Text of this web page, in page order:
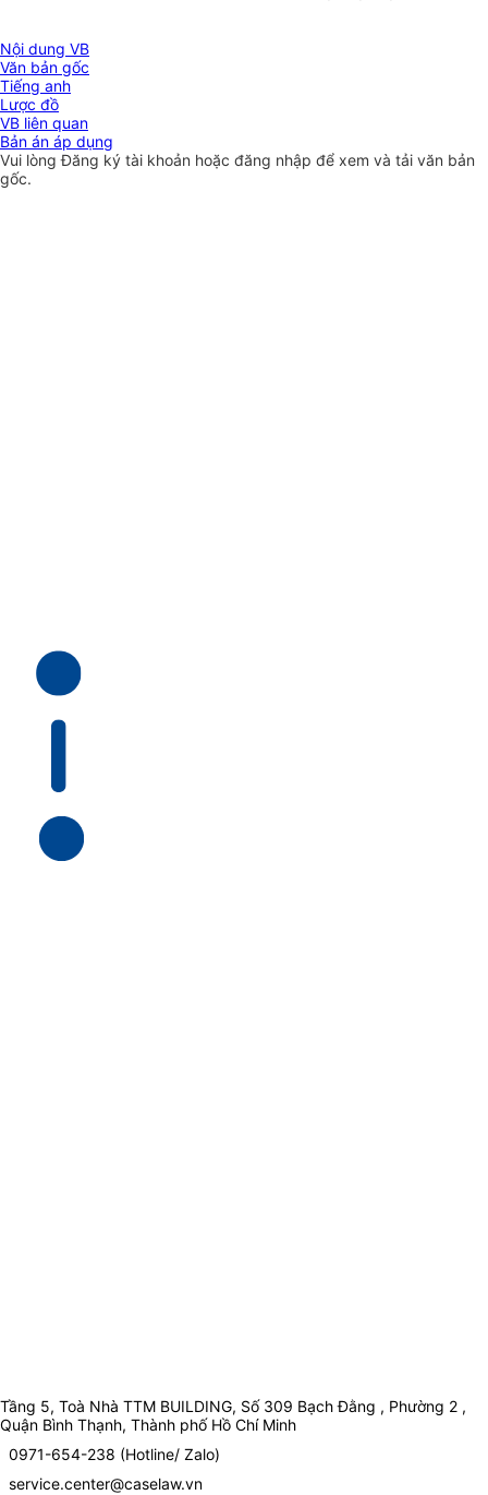
Nội dung VB
Văn bản gốc
Tiếng anh
Lược đồ
VB liên quan
Bản án áp dụng
Vui lòngĐăng ký tài khoản hoặc đăng nhập để xem và tải văn bản
gốc.
Tầng 5, Toà Nhà TTM BUILDING, Số 309 Bạch Đằng , Phường 2 ,
Quận Bình Thạnh, Thành phố Hồ Chí Minh
0971-654-238 (Hotline/ Zalo)
service.center@caselaw.vn